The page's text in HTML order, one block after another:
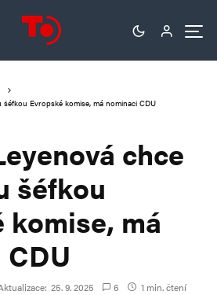
Evropské komise, má nominaci CDU
chce
šéfkou
komise, má
25. 9. 2025 6 1 min. čtení